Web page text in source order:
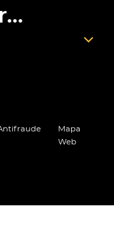
Mapa
Web